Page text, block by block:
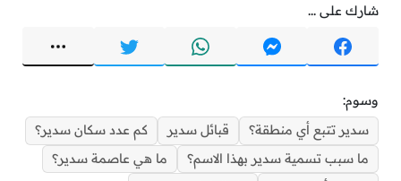
شارك على ...
وسوم:
سدير تتبع أي منطقة؟
قبائل سدير
كم عدد سكان سدير؟
ما سبب تسمية سدير بهذا الاسم؟
ما هي عاصمة سدير؟